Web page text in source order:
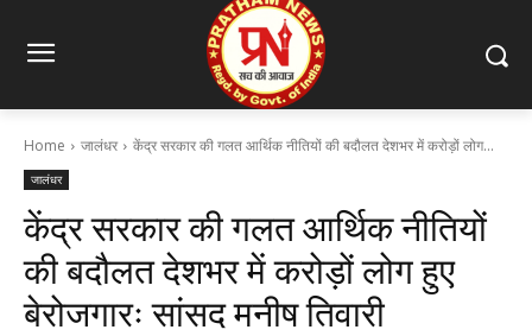
Home जालंधर केंद्र सरकार की गलत आर्थिक नीतियों की बदौलत देशभर में करोड़ों लोग...
जालंधर
केंद्र सरकार की गलत आर्थिक नीतियों
की बदौलत देशभर में करोड़ों लोग हुए
बेरोजगारः सांसद मनीष तिवारी